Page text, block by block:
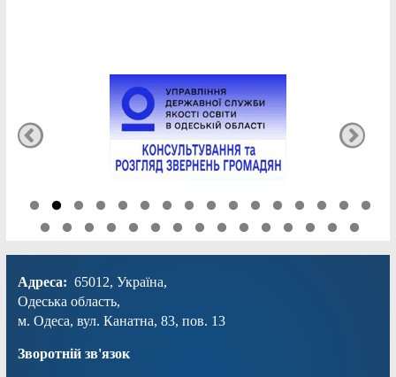
Адреса: 65012, Україна,
Одеська область,
м. Одеса, вул. Канатна, 83, пов. 13
Зворотній зв'язок